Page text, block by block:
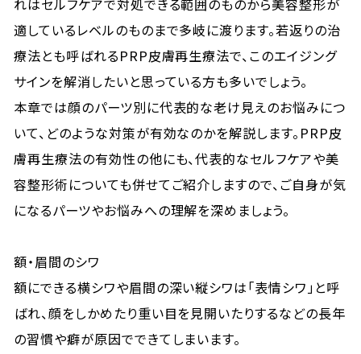
れはセルフケアで対処できる範囲のものから美容整形が
適しているレベルのものまで多岐に渡ります。若返りの治
療法とも呼ばれるPRP皮膚再生療法で、このエイジング
サインを解消したいと思っている方も多いでしょう。
本章では顔のパーツ別に代表的な老け見えのお悩みにつ
いて、どのような対策が有効なのかを解説します。PRP皮
膚再生療法の有効性の他にも、代表的なセルフケアや美
容整形術についても併せてご紹介しますので、ご自身が気
になるパーツやお悩みへの理解を深めましょう。
額・眉間のシワ
額にできる横シワや眉間の深い縦シワは「表情シワ」と呼
ばれ、顔をしかめたり重い目を見開いたりするなどの長年
の習慣や癖が原因でできてしまいます。